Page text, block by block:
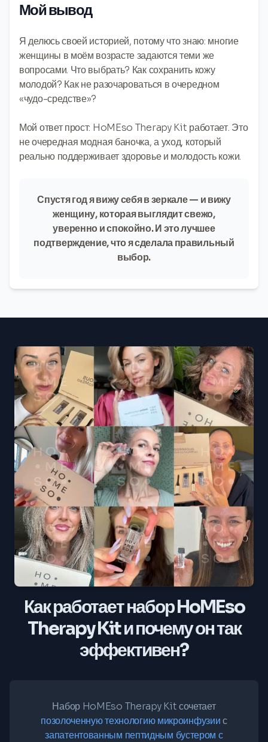
Мой вывод
Я делюсь своей историей, потому что знаю: многие
женщины в моём возрасте задаются теми же
вопросами. Что выбрать? Как сохранить кожу
молодой? Как не разочароваться в очередном
«чудо-средстве»?
Мой ответ прост: HoMEso Therapy Kit работает. Это
не очередная модная баночка, а уход, который
реально поддерживает здоровье и молодость кожи.
Спустя год я вижу себя в зеркале — и вижу
женщину, которая выглядит свежо,
уверенно и спокойно. И это лучшее
подтверждение, что я сделала правильный
выбор.
Как работает набор HoMEso
Therapy Kit и почему он так
эффективен?
Набор HoMEso Therapy Kit сочетает
позолоченную технологию микроинфузиис
запатентованным пептидным бустером с